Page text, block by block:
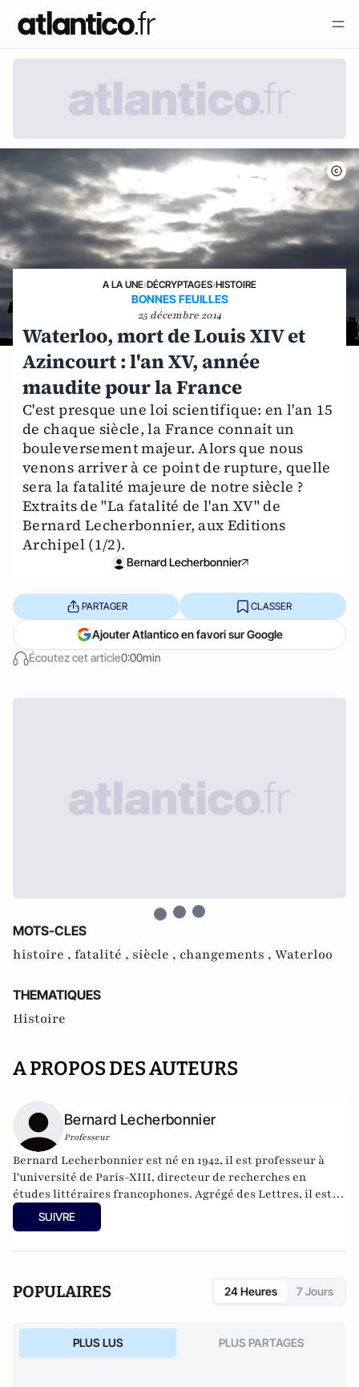
A LA UNE›DÉCRYPTAGES›HISTOIRE
BONNES FEUILLES
25 décembre 2014
Waterloo, mort de Louis XIV et
Azincourt : l'an XV, année
maudite pour la France
C'est presque une loi scientifique: en l'an 15
de chaque siècle, la France connait un
bouleversement majeur. Alors que nous
venons arriver à ce point de rupture, quelle
sera la fatalité majeure de notre siècle ?
Extraits de "La fatalité de l'an XV" de
Bernard Lecherbonnier, aux Editions
Archipel (1/2).
Bernard Lecherbonnier
Écoutez cet article0:00min
PARTAGER CLASSER
Ajouter Atlantico en favori sur Google
MOTS-CLES
histoire , fatalité , siècle , changements , Waterloo
THEMATIQUES
Histoire
A PROPOS DES AUTEURS
Bernard Lecherbonnier
Professeur
Bernard Lecherbonnier est né en 1942, il est professeur à
l'université de Paris-XIII, directeur de recherches en
études littéraires francophones. Agrégé des Lettres, il est
l'auteur de nombreux romans et essais historiques.
SUIVRE
POPULAIRES 24 Heures 7 Jours
PLUS LUS PLUS PARTAGES